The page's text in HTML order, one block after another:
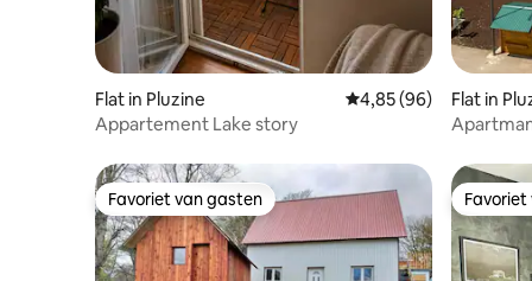
Flat in Pluzine Gemiddelde
4,85 (96)
Appartement Lake story
Flat in
Favoriet van gasten
Favoriet van gasten